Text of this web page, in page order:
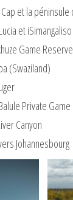
et la péninsule
et
Game Reserve
(Swaziland)
Private
Canyon
Johannesbourg